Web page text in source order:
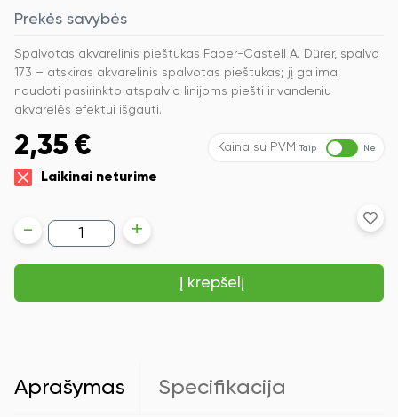
Prekės savybės
Spalvotas akvarelinis pieštukas Faber-Castell A. Dürer, spalva
173 – atskiras akvarelinis spalvotas pieštukas; jį galima
naudoti pasirinkto atspalvio linijoms piešti ir vandeniu
akvarelės efektui išgauti.
2,35 € Kaina su PVM Taip Ne
Laikinai neturime
produkto
kiekis:
Spalvotas
akvarelinis
Faber-
- +
Į krepšelį
Aprašymas Specifikacija